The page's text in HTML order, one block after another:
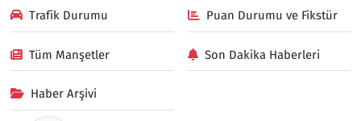
Trafik Durumu Puan Durumu ve Fikstür
Tüm Manşetler Son Dakika Haberleri
Haber Arşivi